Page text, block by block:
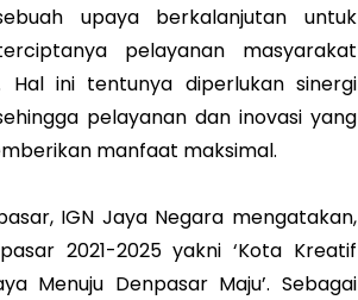
upaya berkalanjutan untuk
pelayanan masyarakat
Hal ini tentunya diperlukan sinergi
pelayanan dan inovasi yang
manfaat maksimal.
IGN Jaya Negara mengatakan,
2021-2025 yakni ‘Kota Kreatif
Menuju Denpasar Maju’. Sebagai